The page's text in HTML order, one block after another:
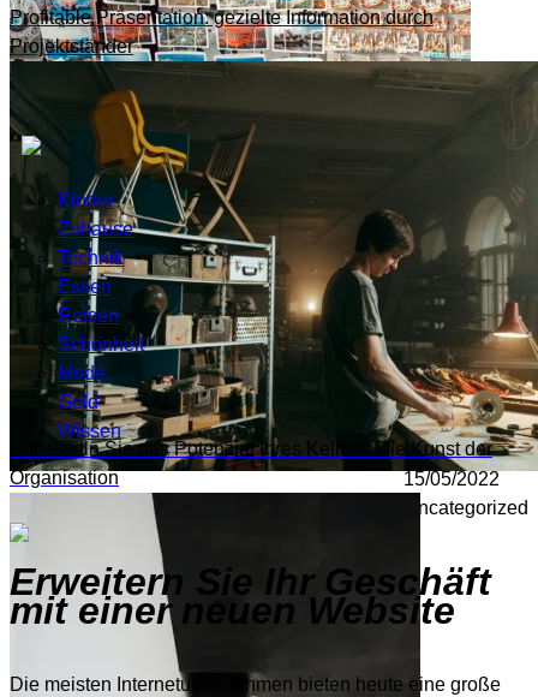
Profitable Präsentation: gezielte Information durch
Projektständer
Entfesseln Sie das Potenzial Ihres Kellers: Die Kunst der
Organisation
Kinder
Zuhause
Technik
Essen
Reisen
Schönheit
Mode
Geld
Wissen
15/05/2022
Uncategorized
Erweitern Sie Ihr Geschäft
mit einer neuen Website
Die meisten Internetunternehmen bieten heute eine große